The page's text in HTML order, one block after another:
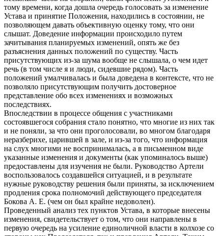
тому времени, когда дошла очередь голосовать за изменение
Устава и принятие Положения, находились в состоянии, не
позволяющем давать объективную оценку тому, что они
слышат. Доведение информации происходило путем
зачитывания планируемых изменений, опять же без
разъяснения данных положений по существу. Часть
присутствующих из-за шума вообще не слышала, о чем идет
речь (в том числе я и люди, сидевшие рядом). Часть
положений умалчивалась и была доведена в контексте, что не
позволяло присутствующим получить достоверное
представление обо всех изменениях и возможных
последствиях.
Впоследствии в процессе общения с участниками
состоявшегося собрания стало понятно, что многие из них так
и не поняли, за что они проголосовали, во многом благодаря
неразберихе, царившей в зале, и из-за того, что информация
на слух многими не воспринималась, а в письменном виде
указанные изменения и документы (как упоминалось выше)
предоставлены для изучения не были. Руководство Артели
воспользовалось создавшейся ситуацией, и в результате
нужные руководству решения были приняты, за исключением
продления срока полномочий действующего председателя
Бокова А. Е. (чем он был крайне недоволен).
Проведенный анализ тех пунктов Устава, в которые внесены
изменения, свидетельствует о том, что они направлены в
первую очередь на усиление единоличной власти в колхозе со